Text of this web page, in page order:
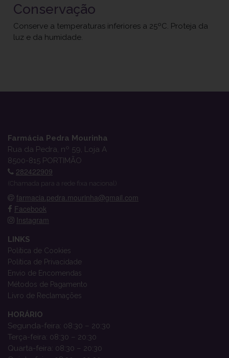
Conservação
Conserve a temperaturas inferiores a 25ºC. Proteja da
luz e da humidade.
Farmácia Pedra Mourinha
Rua da Pedra, nº 59, Loja A
8500-815 PORTIMÃO
282422909
(Chamada para a rede fixa nacional)
farmacia.pedra.mourinha@gmail.com
Facebook
Instagram
LINKS
Política de Cookies
Política de Privacidade
Envio de Encomendas
Métodos de Pagamento
Livro de Reclamações
HORÁRIO
Segunda-feira: 08:30 – 20:30
Terça-feira: 08:30 – 20:30
Quarta-feira: 08:30 – 20:30